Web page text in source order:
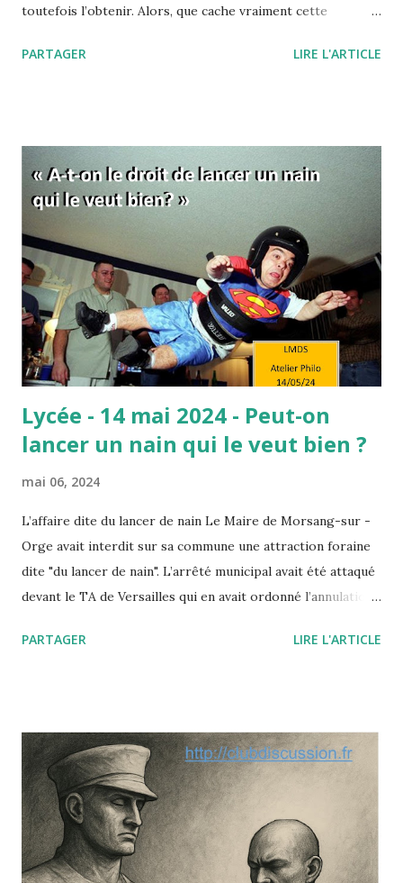
toutefois l’obtenir. Alors, que cache vraiment cette
donner les moyens" ? Pourquoi, quand on veut, on ne peut
"vraiment" ! Comme si c'était une simple question de
volonté… C’est aussi une manière de vous dire que si vous
fournissiez des efforts, eh bien ils s’avèreraient payants.
C’est donc comme si, de la volonté, découlaient forcément
les efforts, et des efforts les résultats. En fait, derrière
cette formule, se cache l’idée que le travail paie
nécessairement, et donc que celles et ceux qui réussissent
le méritent car il suffit de ...
PARTAGER LIRE L'ARTICLE
Lycée - 14 mai 2024 - Peut-on
lancer un nain qui le veut bien ?
mai 06, 2024
L’affaire dite du lancer de nain Le Maire de Morsang-sur -
Orge avait interdit sur sa commune une attraction foraine
dite "du lancer de nain". L’arrêté municipal avait été attaqué
devant le TA de Versailles qui en avait ordonné l’annulation.
en insérant la dignité de la personne humaine à la liste des
de ces principes dégagés par la jurisprudence
administrative ou constitutionnelle. Le paradoxe de cette
affaire est le suivant : le nain était parfaitement consentant
et c’est sa dignité qu’il mettait en avant à l’appui de sa
requête contre l’arrêté municipal : selon lui, ce travail lui
avait redonné sa dignité (avant il vivait du RMI). Or, le
PARTAGER LIRE L'ARTICLE